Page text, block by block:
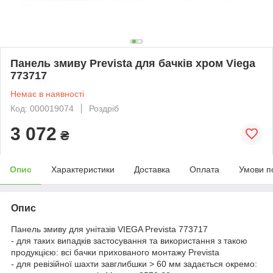
Панель змиву Prevista для бачків хром Viega
773717
Немає в наявності
Код: 000019074
Роздріб
3 072 ₴
Опис Характеристики Доставка Оплата Умови
Опис
Панель змиву для унітазів VIEGA Prevista 773717
- для таких випадків застосування та використання з такою
продукцією: всі бачки прихованого монтажу Prevista
- для ревізійної шахти завглибшки > 60 мм задається окремо: